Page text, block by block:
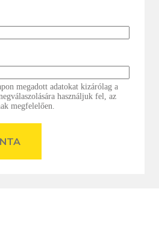
megadott adatokat kizárólag a
használjuk fel, az
megfelelően.